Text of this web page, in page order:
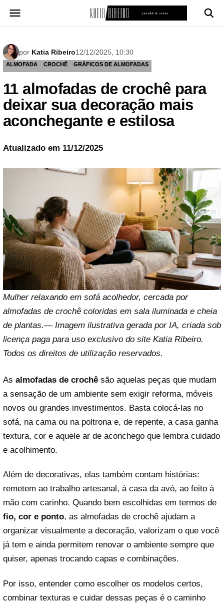
para
por Katia Ribeiro12/12/2025, 10:30
ALMOFADA CROCHÊ GRÁFICOS DE ALMOFADAS
11 almofadas de crochê para
deixar sua decoração mais
aconchegante e estilosa
Atualizado em 11/12/2025
Mulher relaxando em sofá acolhedor, cercada por
almofadas de crochê coloridas em sala iluminada e cheia
de plantas.— Imagem ilustrativa gerada por IA, criada sob
licença paga para uso exclusivo do site Katia Ribeiro.
Todos os direitos de utilização reservados.
As almofadas de crochê são aquelas peças que mudam
a sensação de um ambiente sem exigir reforma, móveis
novos ou grandes investimentos. Basta colocá-las no
sofá, na cama ou na poltrona e, de repente, a casa ganha
textura, cor e aquele ar de aconchego que lembra cuidado
e acolhimento.
Além de decorativas, elas também contam histórias:
remetem ao trabalho artesanal, à casa da avó, ao feito à
mão com carinho. Quando bem escolhidas em termos de
fio, cor e ponto, as almofadas de crochê ajudam a
organizar visualmente a decoração, valorizam o que você
já tem e ainda permitem renovar o ambiente sempre que
quiser, apenas trocando capas e combinações.
Por isso, entender como escolher os modelos certos,
combinar texturas e cuidar dessas peças é o caminho